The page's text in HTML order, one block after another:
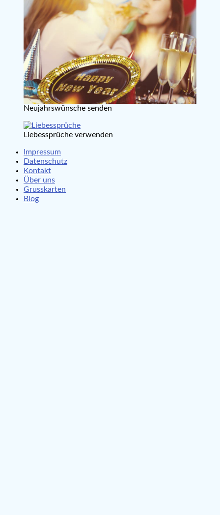
Neujahrswünsche senden
Liebessprüche verwenden
Impressum
Datenschutz
Kontakt
Über uns
Grusskarten
Blog